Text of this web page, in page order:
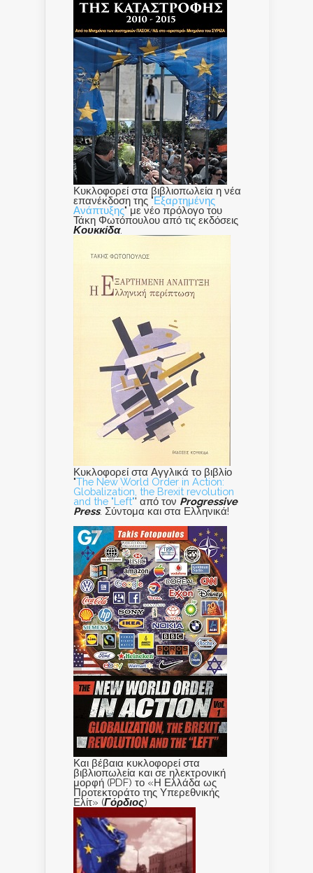
Κυκλοφορεί στα βιβλιοπωλεία η νέα
επανέκδοση της "Εξαρτημένης
Ανάπτυξης" με νέο πρόλογο του
Τάκη Φωτόπουλου από τις εκδόσεις
Κουκκίδα.
Κυκλοφορεί στα Αγγλικά το βιβλίο
"The New World Order in Action:
Globalization, the Brexit revolution
and the "Left"' από τον Progressive
Press. Σύντομα και στα Ελληνικά!
Και βέβαια κυκλοφορεί στα
βιβλιοπωλεία και σε ηλεκτρονική
μορφή (PDF) το «Η Ελλάδα ως
Προτεκτοράτο της Υπερεθνικής
Ελίτ» (Γόρδιος)